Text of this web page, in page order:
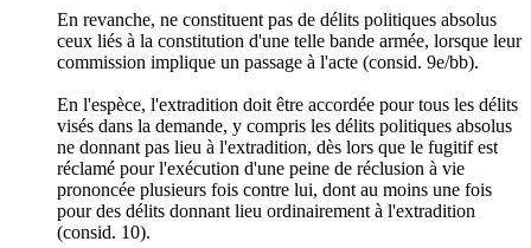
En revanche, ne constituent pas de délits politiques absolus
ceux liés à la constitution d'une telle bande armée, lorsque leur
commission implique un passage à l'acte (consid. 9e/bb).
En l'espèce, l'extradition doit être accordée pour tous les délits
visés dans la demande, y compris les délits politiques absolus
ne donnant pas lieu à l'extradition, dès lors que le fugitif est
réclamé pour l'exécution d'une peine de réclusion à vie
prononcée plusieurs fois contre lui, dont au moins une fois
pour des délits donnant lieu ordinairement à l'extradition
(consid. 10).